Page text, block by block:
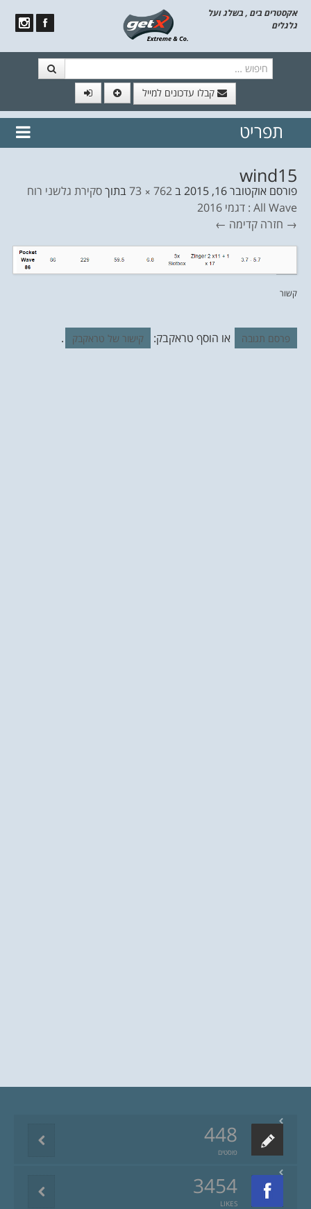
אקסטרים בים , בשלג ועל
גלגלים
קבלו עדכונים למייל
// הצטרף לרשימת תפוצה!
נשמח
תפריט
wind15
פורסם אוקטובר 16, 2015 ב762 × 73 בתוךסקירת גלשני רוח
All Wave : דגמי 2016
→ חזרה קדימה ←
קשור
פרסם תגובה או הוסף טראקבק: קישור של טראקבק .
448
פוסטים
3454
LIKES